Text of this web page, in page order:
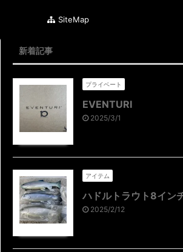
SiteMap
新着記事
プライベート
EVENTURI
2025/3/1
アイテム
ハドルトラウト8イン
2025/2/12